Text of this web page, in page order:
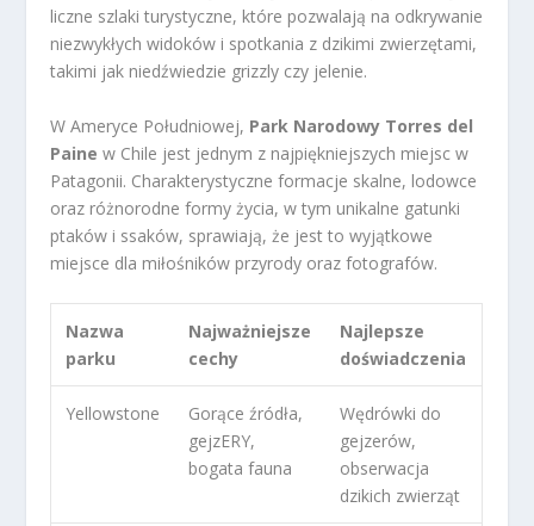
liczne szlaki turystyczne, które pozwalają na odkrywanie
niezwykłych widoków i spotkania z dzikimi zwierzętami,
takimi jak niedźwiedzie grizzly czy jelenie.
W Ameryce Południowej, Park Narodowy Torres del
Paine w Chile jest jednym z najpiękniejszych miejsc w
Patagonii. Charakterystyczne formacje skalne, lodowce
oraz różnorodne formy życia, w tym unikalne gatunki
ptaków i ssaków, sprawiają, że jest to wyjątkowe
miejsce dla miłośników przyrody oraz fotografów.
Nazwa
parku
Najważniejsze
cechy
Najlepsze
doświadczenia
Yellowstone
Gorące źródła,
gejzERY,
bogata fauna
Wędrówki do
gejzerów,
obserwacja
dzikich zwierząt